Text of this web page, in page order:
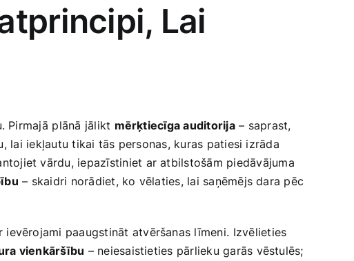
Lai
Pirmajā⁣ plānā jālikt mērķtiecīga auditorija⁣– saprast,
lai iekļautu tikai tās personas, kuras patiesi izrāda
vārdu, iepazīstiniet ar atbilstošām‍ piedāvājuma
– skaidri norādiet, ko ‌vēlaties, lai‌ saņēmējs dara pēc
ievērojami paaugstināt atvēršanas līmeni. ⁣Izvēlieties
vienkāršību – neiesaistieties pārlieku garās vēstulēs;